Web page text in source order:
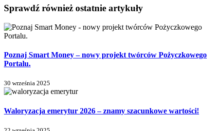
Sprawdź również ostatnie artykuły
Poznaj Smart Money – nowy projekt twórców Pożyczkowego
Portalu.
30 września 2025
Waloryzacja emerytur 2026 – znamy szacunkowe wartości!